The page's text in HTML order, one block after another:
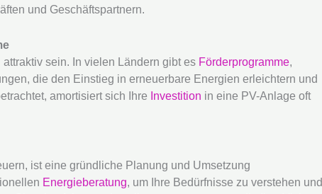
und Geschäftspartnern.
sein. In vielen Ländern gibt es Förderprogramme,
die den Einstieg in erneuerbare Energien erleichtern und
amortisiert sich Ihre Investition in eine PV-Anlage oft
ist eine gründliche Planung und Umsetzung
Energieberatung, um Ihre Bedürfnisse zu verstehen und